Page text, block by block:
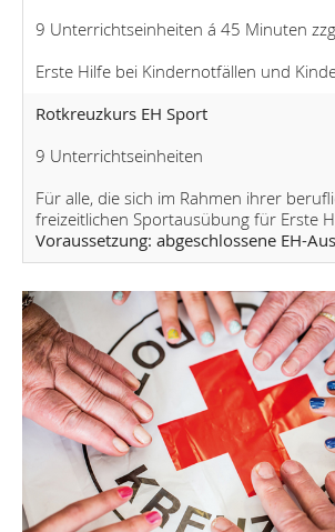
9 Unterrichtseinheiten á 45 Minuten
Erste Hilfe bei Kindernotfällen und
Rotkreuzkurs EH Sport
9 Unterrichtseinheiten
Für alle, die sich im Rahmen ihrer
freizeitlichen Sportausübung für Erste
Voraussetzung: abgeschlossene EH-